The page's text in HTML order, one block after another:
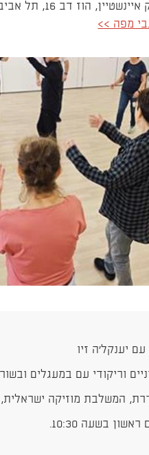
הוז דב 16, תל אביב - יפו
מפה >>
יענקל'ה זיו
וריקודי עם במעגלים
המשלבת מוזיקה ישראלית,
בשעה 10:30.